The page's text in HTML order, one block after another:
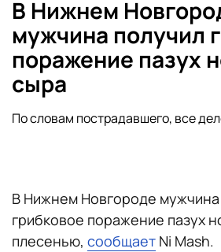
В Нижнем
мужчина получил
поражение пазух
сыра
По словам пострадавшего, все
В Нижнем Новгороде мужчина
грибковое поражение пазух
плесенью, сообщает Ni Mash.